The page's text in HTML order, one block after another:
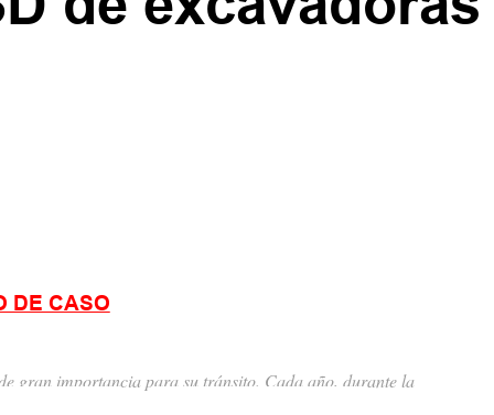
DE CASO
gran importancia para su tránsito. Cada año, durante la